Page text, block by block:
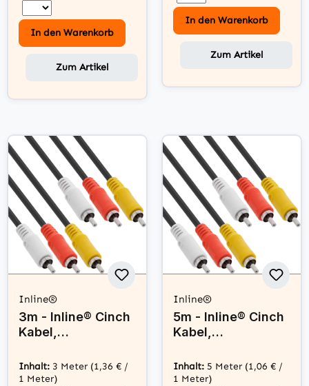
In den Warenkorb
Zum Artikel
In den Warenkorb
Zum Artikel
Inline®
3m - Inline® Cinch
Kabel,
Cinch, Stecker /
Stecker
Inhalt: 3 Meter (1,36 € /
1 Meter)
Inline®
5m - Inline® Cinch
Kabel,
Cinch, Stecker /
Stecker
Inhalt: 5 Meter (1,06 € /
1 Meter)